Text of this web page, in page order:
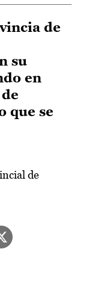
de
su
en
que se
de